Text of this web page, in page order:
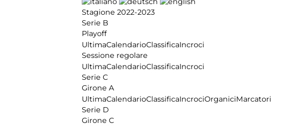
Stagione 2022-2023
Serie B
Playoff
UltimaCalendarioClassificaIncroci
Sessione regolare
UltimaCalendarioClassificaIncroci
Serie C
Girone A
UltimaCalendarioClassificaIncrociOrganiciMarcatori
Serie D
Girone C